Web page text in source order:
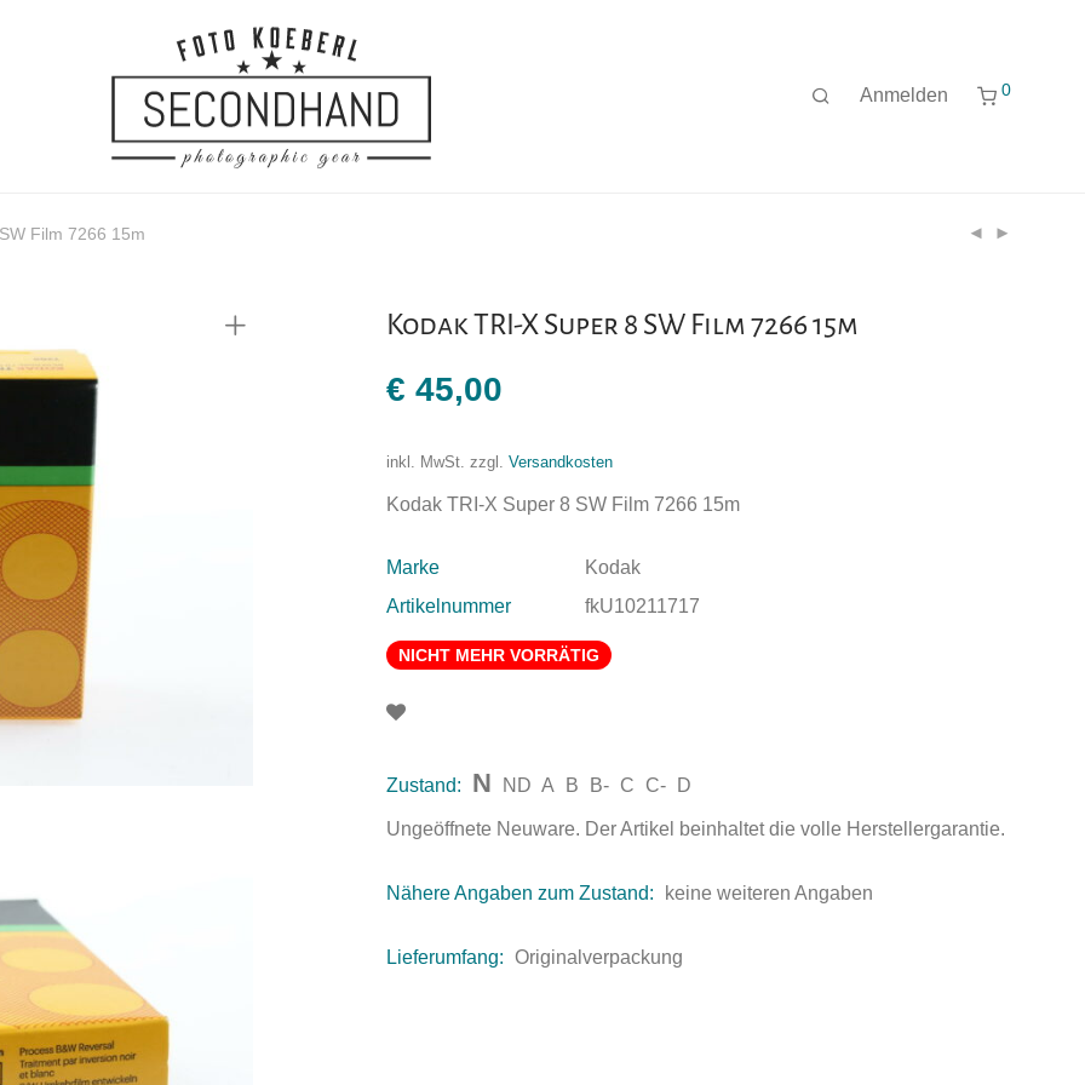
Anmelden 0
Film 7266 15m
Kodak TRI-X Super 8 SW Film 7266 15m
€ 45,00
inkl. MwSt. zzgl. Versandkosten
Kodak TRI-X Super 8 SW Film 7266 15m
Marke
Kodak
Artikelnummer
fkU10211717
NICHT MEHR VORRÄTIG
Zustand: N ND A B B- C C- D
Ungeöffnete Neuware. Der Artikel beinhaltet die volle Herstellergarantie.
Nähere Angaben zum Zustand: keine weiteren Angaben
Lieferumfang: Originalverpackung